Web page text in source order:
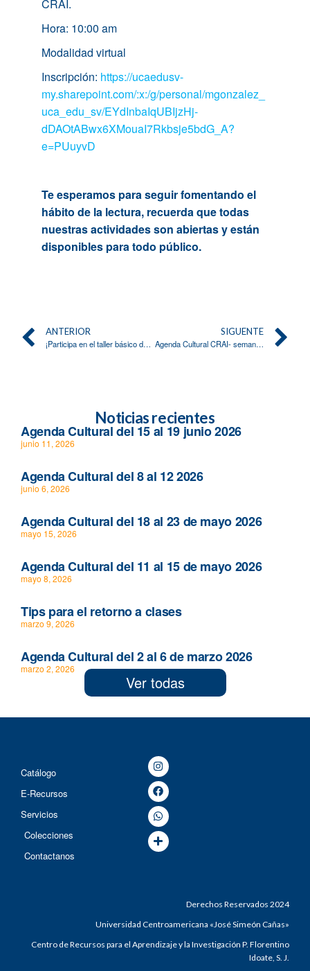
CRAI.
Hora: 10:00 am
Modalidad virtual
Inscripción: https://ucaedusv-
my.sharepoint.com/:x:/g/personal/mgonzalez_
uca_edu_sv/EYdInbaIqUBIjzHj-
dDAOtABwx6XMouaI7Rkbsje5bdG_A?
e=PUuyvD
Te esperamos para seguir fomentando el
hábito de la lectura, recuerda que todas
nuestras actividades son abiertas y están
disponibles para todo público.
ANTERIOR
¡Participa en el taller básico de Wikipedia!
SIGUENTE
Agenda Cultural CRAI- semana del 13 al 17 de octubre
Noticias recientes
Agenda Cultural del 15 al 19 junio 2026
junio 11, 2026
Agenda Cultural del 8 al 12 2026
junio 6, 2026
Agenda Cultural del 18 al 23 de mayo 2026
mayo 15, 2026
Agenda Cultural del 11 al 15 de mayo 2026
mayo 8, 2026
Tips para el retorno a clases
marzo 9, 2026
Agenda Cultural del 2 al 6 de marzo 2026
marzo 2, 2026
Ver todas
Catálogo
E-Recursos
Servicios
Colecciones
Contactanos
Derechos Reservados 2024
Universidad Centroamericana «José Simeón Cañas»
Centro de Recursos para el Aprendizaje y la Investigación P. Florentino
Idoate, S. J.